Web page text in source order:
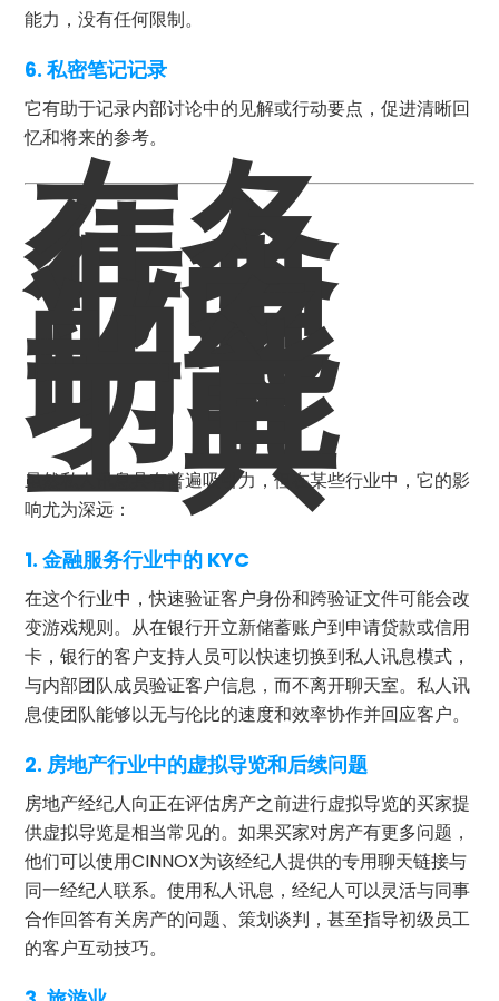
能力，没有任何限制。
6. 私密笔记记录
它有助于记录内部讨论中的见解或行动要点，促进清晰回
忆和将来的参考。
在各
行各
业中
的多
功能
工具
虽然私人讯息具有普遍吸引力，但在某些行业中，它的影
响尤为深远：
1. 金融服务行业中的 KYC
在这个行业中，快速验证客户身份和跨验证文件可能会改
变游戏规则。从在银行开立新储蓄账户到申请贷款或信用
卡，银行的客户支持人员可以快速切换到私人讯息模式，
与内部团队成员验证客户信息，而不离开聊天室。私人讯
息使团队能够以无与伦比的速度和效率协作并回应客户。
2. 房地产行业中的虚拟导览和后续问题
房地产经纪人向正在评估房产之前进行虚拟导览的买家提
供虚拟导览是相当常见的。如果买家对房产有更多问题，
他们可以使用CINNOX为该经纪人提供的专用聊天链接与
同一经纪人联系。使用私人讯息，经纪人可以灵活与同事
合作回答有关房产的问题、策划谈判，甚至指导初级员工
的客户互动技巧。